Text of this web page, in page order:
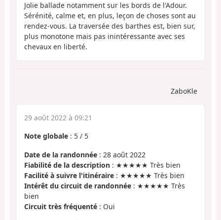
Jolie ballade notamment sur les bords de l'Adour.
Sérénité, calme et, en plus, leçon de choses sont au
rendez-vous. La traversée des barthes est, bien sur,
plus monotone mais pas inintéressante avec ses
chevaux en liberté.
ZaboKle
29 août 2022 à 09:21
Note globale : 5 / 5
Date de la randonnée : 28 août 2022
Fiabilité de la description : ★★★★★ Très bien
Facilité à suivre l'itinéraire : ★★★★★ Très bien
Intérêt du circuit de randonnée : ★★★★★ Très
bien
Circuit très fréquenté : Oui